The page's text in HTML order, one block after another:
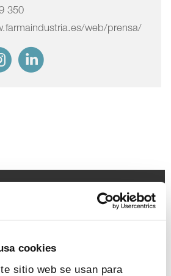
cookies
sitio web se usan para
350
web/prensa/
Ensayos clínicos Farmaindustria
Pacientes